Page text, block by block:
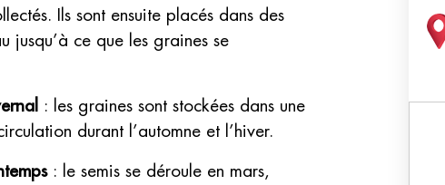
Ils sont ensuite placés dans des
jusqu’à ce que les graines se
: les graines sont stockées dans une
durant l’automne et l’hiver.
: le semis se déroule en mars,